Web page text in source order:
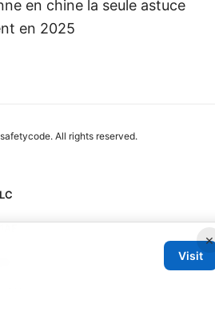
en chine la seule astuce
en 2025
×
Visit
All rights reserved.